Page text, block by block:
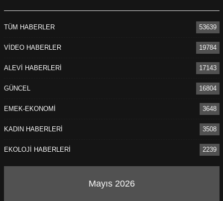
TÜM HABERLER 53639
VİDEO HABERLER 19784
ALEVİ HABERLERİ 17143
GÜNCEL 16804
EMEK-EKONOMİ 3648
KADIN HABERLERİ 3508
EKOLOJİ HABERLERİ 2239
Mayıs 2026